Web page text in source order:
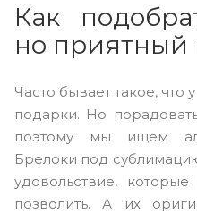
Как
но приятный
Часто бывает такое, что
подарки. Но
поэтому мы ищем
Брелоки под
удовольствие,
позволить. А их